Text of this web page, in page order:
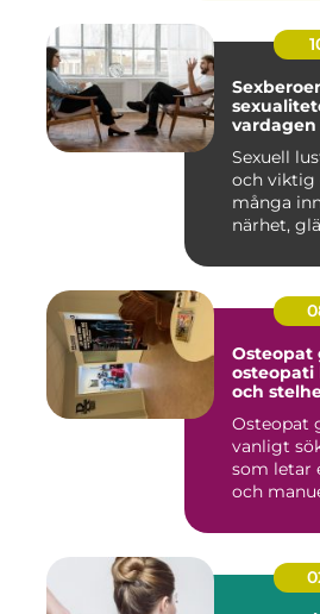
vardagen
Sexuell
och viktig
många
närhet,
Osteopat
osteopati
och
Osteopat
vanligt
som letar
och